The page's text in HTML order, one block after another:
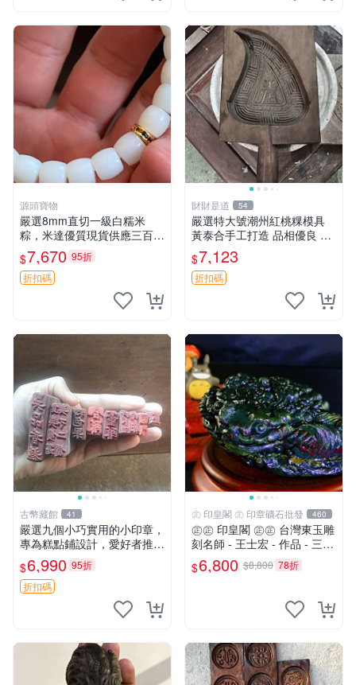
源頭寶物
嚴選8mm直切一級白糯米
粽，米達優質現貨供應三百條
細滅油滑口感極佳 所見即所
得 單批可議 糯米粽 白粽 起
義
$7,670 95折
折扣碼
財財是道 54
嚴選特大號潮州紅桃粿模具
黃泰合手工打造 品相優良 潮
州紅桃粿模具 大號 特殊工藝
黃泰合 特大號潮州紅桃粿模
具 黃泰合推薦品相佳 特大尺
$7,123
折扣碼
古幣藏館 41
嚴選九個小巧實用的小印章，
專為糕點鋪設計，愛好者推薦
收藏 印章 小工具 糕點店具
$6,990 95折
折扣碼
㊣ 印皇閣 ㊣ 印章礦石批發 460
㊣㊣ 印皇閣 ㊣㊣ 台灣東玉雕
刻名師 - 王士宏 - 作品 - 三足
金蟾蜍 - 萬貫錢財 (師-01)
$6,800 $8,800 78折